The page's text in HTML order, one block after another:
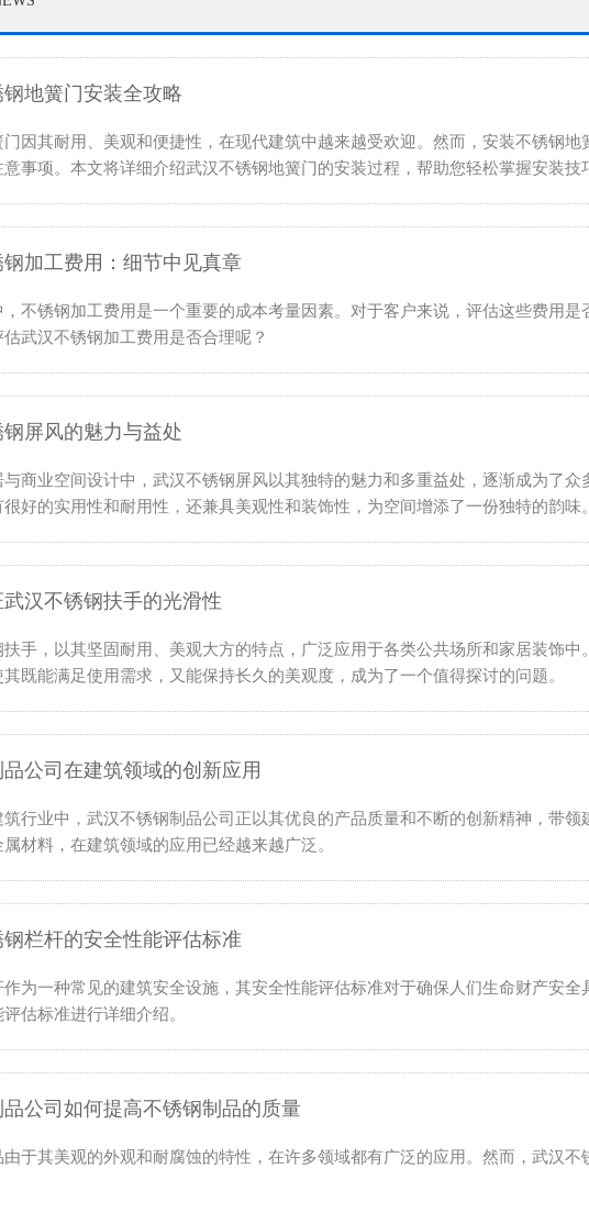
地簧门安装全攻略
因其耐用、美观和便捷性，在现代建筑中越来越受欢迎。然而，安装不锈钢
事项。本文将详细介绍武汉不锈钢地簧门​的安装过程，帮助您轻松掌握安装技
加工费用：细节中见真章
不锈钢加工费用是一个重要的成本考量因素。对于客户来说，评估这些费用
武汉不锈钢加工​费用是否合理呢？
屏风的魅力与益处
商业空间设计中，武汉不锈钢屏风以其独特的魅力和多重益处，逐渐成为了
很好的实用性和耐用性，还兼具美观性和装饰性，为空间增添了一份独特的韵味。
汉不锈钢扶手的光滑性
手，以其坚固耐用、美观大方的特点，广泛应用于各类公共场所和家居装饰
既能满足使用需求，又能保持长久的美观度，成为了一个值得探讨的问题。
公司在建筑领域的创新应用
行业中，武汉不锈钢制品公司正以其优良的产品质量和不断的创新精神，带
材料，在建筑领域的应用已经越来越广泛。
栏杆的安全性能评估标准
为一种常见的建筑安全设施，其安全性能评估标准对于确保人们生命财产安
估标准进行详细介绍。
公司如何提高不锈钢制品的质量
于其美观的外观和耐腐蚀的特性，在许多领域都有广泛的应用。然而，武汉